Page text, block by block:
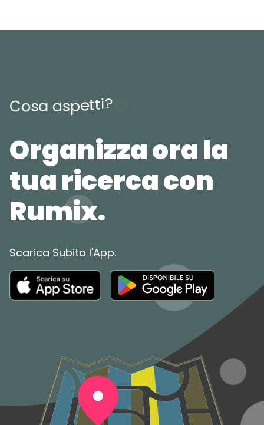
Cosa aspetti?
Organizza ora la
tua ricerca con
Rumix.
Scarica Subito l'App: